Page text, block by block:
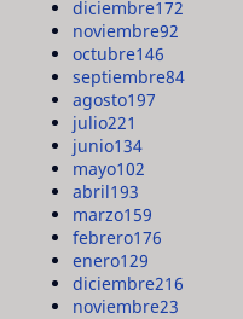
diciembre172
noviembre92
octubre146
septiembre84
agosto197
julio221
junio134
mayo102
abril193
marzo159
febrero176
enero129
diciembre216
noviembre23